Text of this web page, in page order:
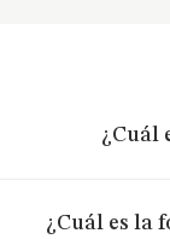
¿Cuál
¿Cuál es la